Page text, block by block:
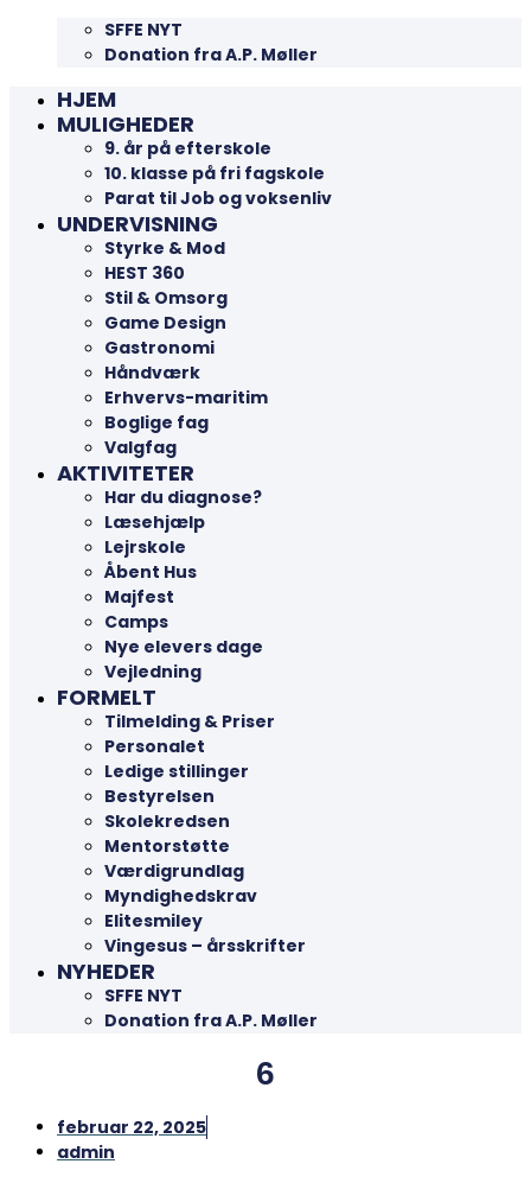
SFFE NYT
Donation fra A.P. Møller
HJEM
MULIGHEDER
9. år på efterskole
10. klasse på fri fagskole
Parat til Job og voksenliv
UNDERVISNING
Styrke & Mod
HEST 360
Stil & Omsorg
Game Design
Gastronomi
Håndværk
Erhvervs-maritim
Boglige fag
Valgfag
AKTIVITETER
Har du diagnose?
Læsehjælp
Lejrskole
Åbent Hus
Majfest
Camps
Nye elevers dage
Vejledning
FORMELT
Tilmelding & Priser
Personalet
Ledige stillinger
Bestyrelsen
Skolekredsen
Mentorstøtte
Værdigrundlag
Myndighedskrav
Elitesmiley
Vingesus – årsskrifter
NYHEDER
SFFE NYT
Donation fra A.P. Møller
6
februar 22, 2025
admin